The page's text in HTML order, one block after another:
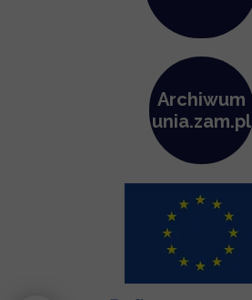
Archiwum
unia.zam.pl